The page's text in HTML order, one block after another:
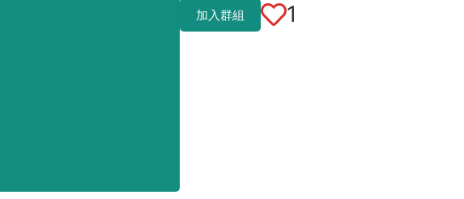
加入群組 1